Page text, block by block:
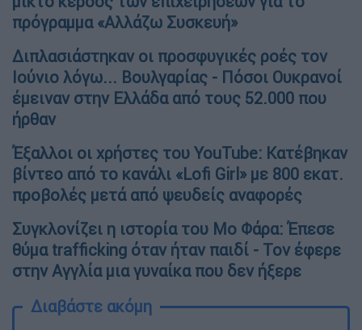
πρόγραμμα «Αλλάζω Συσκευή»
Διπλασιάστηκαν οι προσφυγικές ροές τον
Ιούνιο λόγω... Βουλγαρίας - Πόσοι Ουκρανοί
έμειναν στην Ελλάδα από τους 52.000 που
ήρθαν
Έξαλλοι οι χρήστες του YouTube: Κατέβηκαν
βίντεο από το κανάλι «Lofi Girl» με 800 εκατ.
προβολές μετά από ψευδείς αναφορές
Συγκλονίζει η ιστορία του Μο Φάρα: Έπεσε
θύμα trafficking όταν ήταν παιδί - Τον έφερε
στην Αγγλία μια γυναίκα που δεν ήξερε
Διαβάστε ακόμη